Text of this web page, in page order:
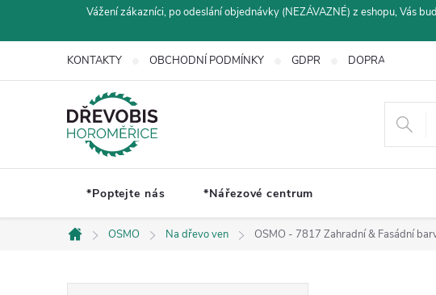
Vážení zákazníci, po odeslání objednávky (NEZÁVAZNÉ) z eshopu, Vás
KONTAKTY OBCHODNÍ PODMÍNKY GDPR DOPRAVA A
*Poptejte nás *Nářezové centrum
Domů
OSMO Na dřevo ven OSMO - 7817 Zahradní & Fasádní